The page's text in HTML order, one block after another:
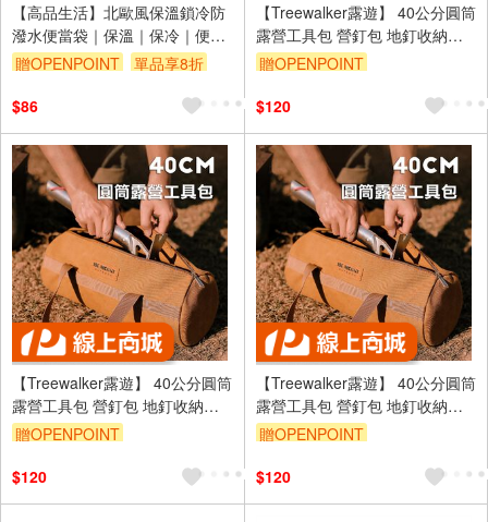
【高品生活】北歐風保溫鎖冷防
潑水便當袋｜保溫｜保冷｜便當
袋｜便當袋｜野餐袋｜保冷袋｜
贈OPENPOINT
單品享8折
$86
【Treewalker露遊】 40公分圓筒
露營工具包 營釘包 地釘收納包
露營配件雜物收納包 綠
贈OPENPOINT
$120
【Treewalker露遊】 40公分圓筒
露營工具包 營釘包 地釘收納包
露營配件雜物收納包 黑
贈OPENPOINT
$120
【Treewalker露遊】 40公分圓筒
露營工具包 營釘包 地釘收納包
露營配件雜物收納包 沙
贈OPENPOINT
$120